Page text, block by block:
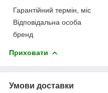
Гарантійний термін, міс
Відповідальна особа
бренд
Приховати
Умови доставки